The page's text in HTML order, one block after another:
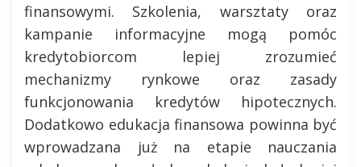
finansowymi. Szkolenia, warsztaty oraz
kampanie informacyjne mogą pomóc
kredytobiorcom lepiej zrozumieć
mechanizmy rynkowe oraz zasady
funkcjonowania kredytów hipotecznych.
Dodatkowo edukacja finansowa powinna być
wprowadzana już na etapie nauczania